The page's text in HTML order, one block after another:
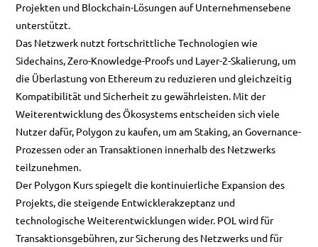
Projekten und Blockchain-Lösungen auf Unternehmensebene
unterstützt.
Das Netzwerk nutzt fortschrittliche Technologien wie
Sidechains, Zero-Knowledge-Proofs und Layer-2-Skalierung, um
die Überlastung von Ethereum zu reduzieren und gleichzeitig
Kompatibilität und Sicherheit zu gewährleisten. Mit der
Weiterentwicklung des Ökosystems entscheiden sich viele
Nutzer dafür, Polygon zu kaufen, um am Staking, an Governance-
Prozessen oder an Transaktionen innerhalb des Netzwerks
teilzunehmen.
Der Polygon Kurs spiegelt die kontinuierliche Expansion des
Projekts, die steigende Entwicklerakzeptanz und
technologische Weiterentwicklungen wider. POL wird für
Transaktionsgebühren, zur Sicherung des Netzwerks und für